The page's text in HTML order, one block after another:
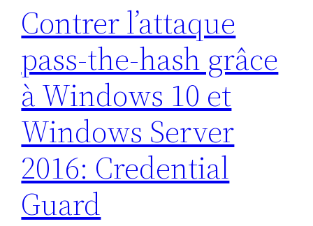
Contrer l’attaque
pass-the-hash grâce
à Windows 10 et
Windows Server
2016: Credential
Guard